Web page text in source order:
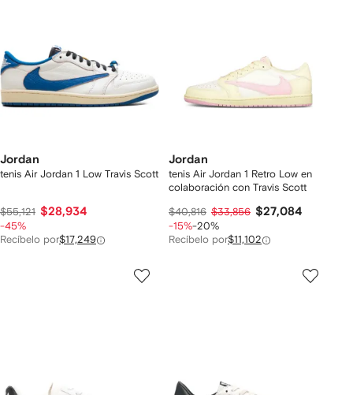
Jordan
tenis Air Jordan 1 Low Travis Scott
$55,121 $28,934
-45%
Recíbelo por$17,249
Jordan
tenis Air Jordan 1 Retro Low en
colaboración con Travis Scott
$40,816 $33,856 $27,084
-15%-20%
Recíbelo por$11,102